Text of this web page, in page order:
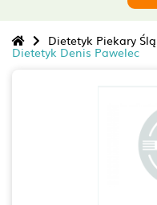
Dietetyk Piekary
Dietetyk Denis Pawelec